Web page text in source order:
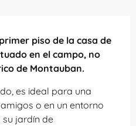
piso de la casa de
en el campo, no
de Montauban.
es ideal para una
o en un entorno
jardín de